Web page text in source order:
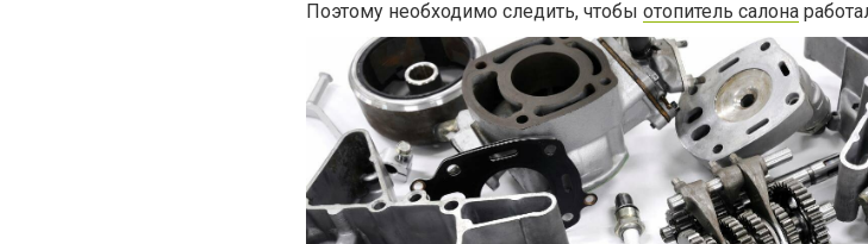
Поэтому необходимо следить, чтобы отопитель салона